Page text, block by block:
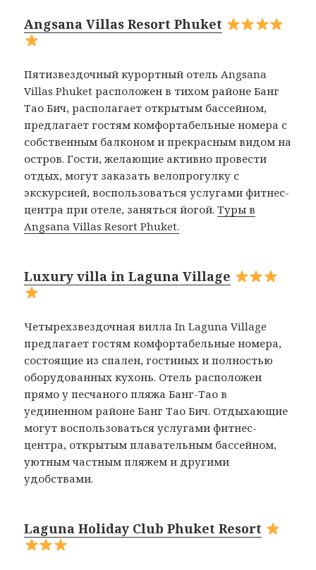
Angsana Villas Resort Phuket
Пятизвездочный курортный отель Angsana
Villas Phuket расположен в тихом районе Банг
Тао Бич, располагает открытым бассейном,
предлагает гостям комфортабельные номера с
собственным балконом и прекрасным видом на
остров. Гости, желающие активно провести
отдых, могут заказать велопрогулку с
экскурсией, воспользоваться услугами фитнес-
центра при отеле, заняться йогой.Туры в
Angsana Villas Resort Phuket.
Luxury villa in Laguna Village
Четырехзвездочная вилла In Laguna Village
предлагает гостям комфортабельные номера,
состоящие из спален, гостиных и полностью
оборудованных кухонь. Отель расположен
прямо у песчаного пляжа Банг-Тао в
уединенном районе Банг Тао Бич. Отдыхающие
могут воспользоваться услугами фитнес-
центра, открытым плавательным бассейном,
уютным частным пляжем и другими
удобствами.
Laguna Holiday Club Phuket Resort